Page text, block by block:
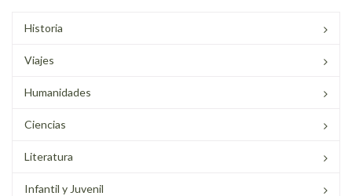
Historia
Viajes
Humanidades
Ciencias
Literatura
Infantil y Juvenil